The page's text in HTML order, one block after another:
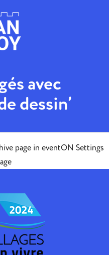
avec
dessin’
page in eventON Settings